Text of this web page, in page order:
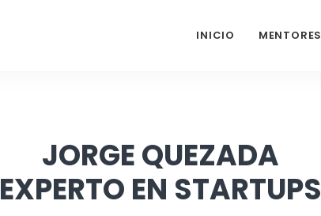
INICIO MENTORES
JORGE QUEZADA
EXPERTO EN STARTUPS